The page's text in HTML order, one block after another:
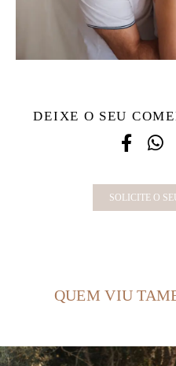
DEIXE O SEU
SOLICITE O
QUEM VIU